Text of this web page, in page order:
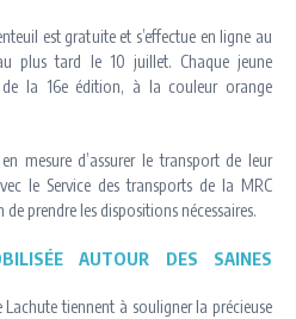
est gratuite et s’effectue en ligne au
plus tard le 10 juillet. Chaque jeune
la 16e édition, à la couleur orange
mesure d’assurer le transport de leur
le Service des transports de la MRC
prendre les dispositions nécessaires.
AUTOUR DES SAINES
Lachute tiennent à souligner la précieuse